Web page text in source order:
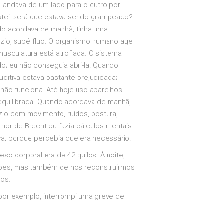
de um lado para o outro por
será que estava sendo grampeado?
acordava de manhã, tinha uma
supérfluo. O organismo humano age
está atrofiada. O sistema
eu não conseguia abri-la. Quando
estava bastante prejudicada;
funciona. Até hoje uso aparelhos
Quando acordava de manhã,
com movimento, ruídos, postura,
de Brecht ou fazia cálculos mentais:
porque percebia que era necessário.
corporal era de 42 quilos. À noite,
mas também de nos reconstruirmos
exemplo, interrompi uma greve de